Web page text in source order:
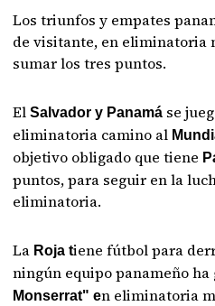
Los triunfos y empates
de visitante, en eliminatoria
sumar los tres puntos.
ElSalvador y Panamá se
eliminatoria camino al
objetivo obligado que tiene
puntos, para seguir en la
eliminatoria.
La Roja tiene fútbol para
ningún equipo panameño ha
Monserrat" en eliminatoria